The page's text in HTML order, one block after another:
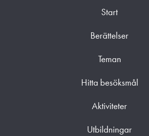
Start
Berättelser
Teman
Hitta besöksmål
Aktiviteter
Utbildningar